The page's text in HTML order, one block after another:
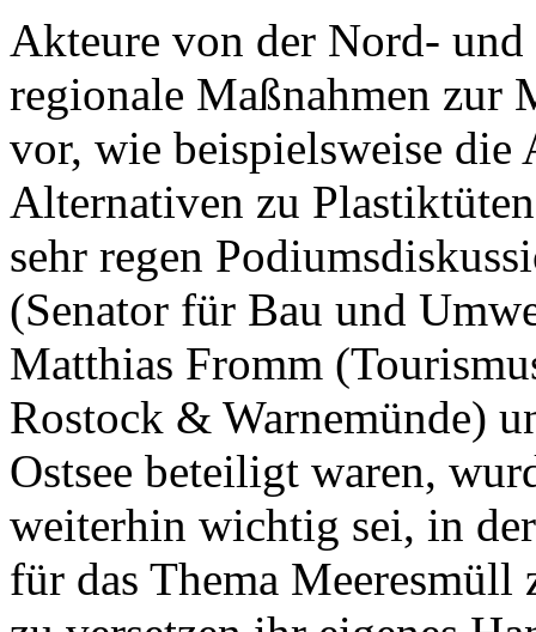
Akteure von der Nord-
regionale Maßnahmen
vor, wie beispielsweise
Alternativen zu
sehr regen
(Senator für Bau und
Matthias Fromm
Rostock & Warnemünde)
Ostsee beteiligt waren,
weiterhin wichtig sei, in
für das Thema Meeresmüll